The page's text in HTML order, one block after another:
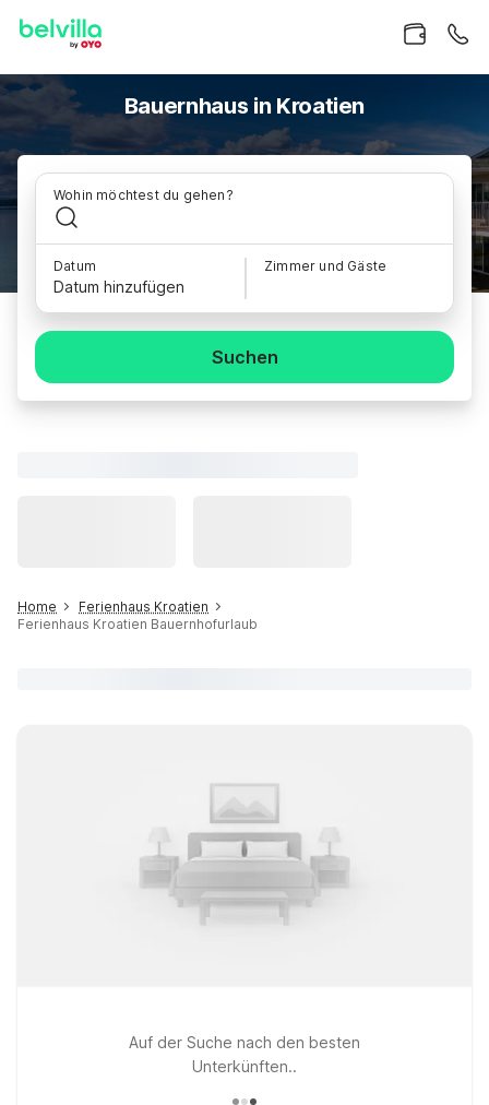
Bauernhaus in Kroatien
Wohin möchtest du gehen?
Datum
Datum hinzufügen
Zimmer und Gäste
Suchen
Home
Ferienhaus Kroatien
Ferienhaus Kroatien Bauernhofurlaub
Auf der Suche nach den besten
Unterkünften..